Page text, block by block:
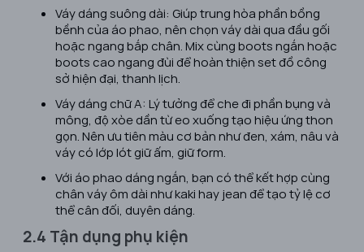
Váy dáng suông dài: Giúp trung hòa phần bồng
bềnh của áo phao, nên chọn váy dài qua đầu gối
hoặc ngang bắp chân. Mix cùng boots ngắn hoặc
boots cao ngang đùi để hoàn thiện set đồ công
sở hiện đại, thanh lịch.
Váy dáng chữ A: Lý tưởng để che đi phần bụng và
mông, độ xòe dần từ eo xuống tạo hiệu ứng thon
gọn. Nên ưu tiên màu cơ bản như đen, xám, nâu và
váy có lớp lót giữ ấm, giữ form.
Với áo phao dáng ngắn, bạn có thể kết hợp cùng
chân váy ôm dài như kaki hay jean để tạo tỷ lệ cơ
thể cân đối, duyên dáng.
2.4 Tận dụng phụ kiện